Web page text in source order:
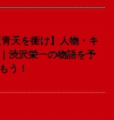
天を衝け】人物・キ
渋沢栄一の物語を予
う！